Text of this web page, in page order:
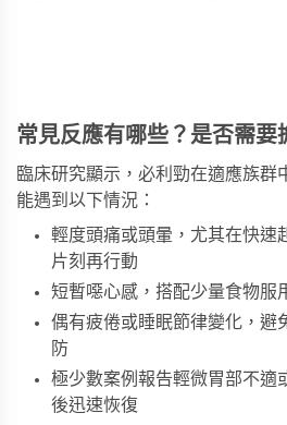
常見反應有哪些？是否需要
臨床研究顯示，必利勁在適應族群
能遇到以下情況：
輕度頭痛或頭暈，尤其在快速
片刻再行動
短暫噁心感，搭配少量食物服
偶有疲倦或睡眠節律變化，避
防
極少數案例報告輕微胃部不適
後迅速恢復